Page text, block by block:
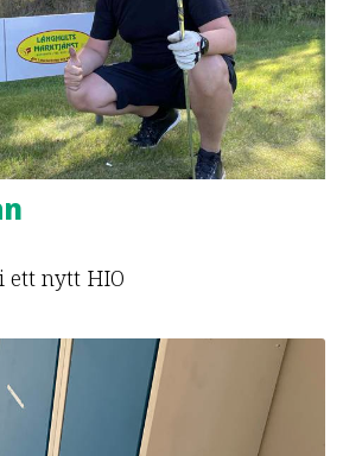
ett nytt HIO